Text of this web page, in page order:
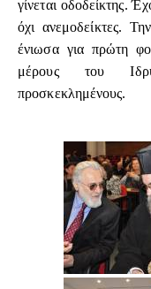
γίνεται οδοδείκτης.
όχι ανεμοδείκτες.
ένιωσα για πρώτη
μέρους του
προσκεκλημένους.